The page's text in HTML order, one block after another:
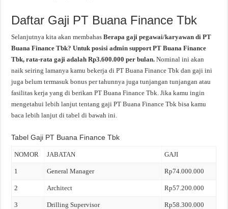
Daftar Gaji PT Buana Finance Tbk
Selanjutnya kita akan membahasBerapa gaji pegawai/karyawan di PT
Buana Finance Tbk? Untuk posisi admin support PT Buana Finance
Tbk, rata-rata gaji adalah Rp3.600.000 per bulan.Nominal ini akan
naik seiring lamanya kamu bekerja di PT Buana Finance Tbk dan gaji ini
juga belum termasuk bonus per tahunnya juga tunjangan tunjangan atau
fasilitas kerja yang di berikan PT Buana Finance Tbk. Jika kamu ingin
mengetahui lebih lanjut tentang gaji PT Buana Finance Tbk bisa kamu
baca lebih lanjut di tabel di bawah ini.
Tabel Gaji PT Buana Finance Tbk
NOMOR JABATAN GAJI
1 General Manager Rp74.000.000
2 Architect Rp57.200.000
3 Drilling Supervisor Rp58.300.000